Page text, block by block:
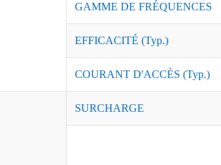
GAMME DE FRÉQUENCES
EFFICACITÉ (Typ.)
COURANT D'ACCÈS (Typ.)
SURCHARGE